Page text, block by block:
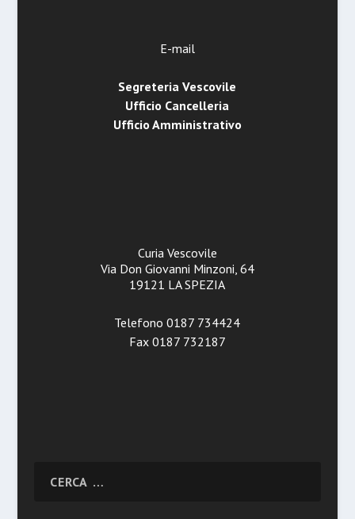
E-mail
Segreteria Vescovile
Ufficio Cancelleria
Ufficio Amministrativo
Curia Vescovile
Via Don Giovanni Minzoni, 64
19121 LA SPEZIA
Telefono 0187 734424
Fax 0187 732187